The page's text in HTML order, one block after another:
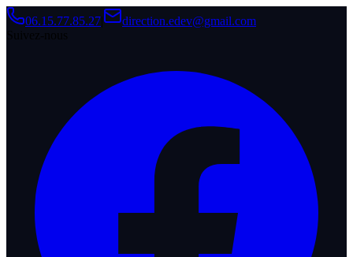
06.15.77.85.27
direction.edev@gmail.com